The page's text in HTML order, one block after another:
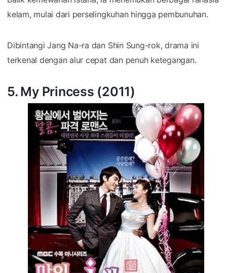
kelam, mulai dari perselingkuhan hingga pembunuhan.
Dibintangi Jang Na-ra dan Shin Sung-rok, drama ini
terkenal dengan alur cepat dan penuh ketegangan.
5. My Princess (2011)